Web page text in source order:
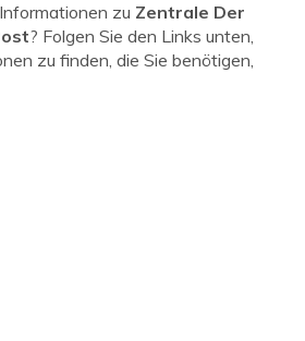
zu Zentrale Der
? Folgen Sie den Links unten,
zu finden, die Sie benötigen,